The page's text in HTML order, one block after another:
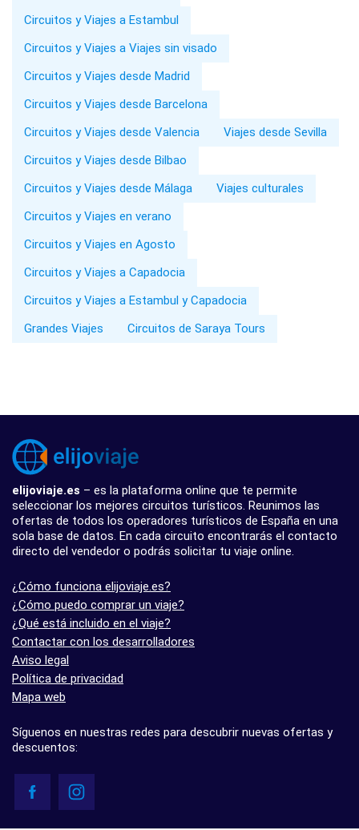
Circuitos y Viajes a Estambul
Circuitos y Viajes a Viajes sin visado
Circuitos y Viajes desde Madrid
Circuitos y Viajes desde Barcelona
Circuitos y Viajes desde Valencia
Viajes desde Sevilla
Circuitos y Viajes desde Bilbao
Circuitos y Viajes desde Málaga
Viajes culturales
Circuitos y Viajes en verano
Circuitos y Viajes en Agosto
Circuitos y Viajes a Capadocia
Circuitos y Viajes a Estambul y Capadocia
Grandes Viajes
Circuitos de Saraya Tours
elijoviaje.es – es la plataforma online que te permite
seleccionar los mejores circuitos turísticos. Reunimos las
ofertas de todos los operadores turísticos de España en una
sola base de datos. En cada circuito encontrarás el contacto
directo del vendedor o podrás solicitar tu viaje online.
¿Cómo funciona elijoviaje.es?
¿Cómo puedo comprar un viaje?
¿Qué está incluido en el viaje?
Contactar con los desarrolladores
Aviso legal
Política de privacidad
Mapa web
Síguenos en nuestras redes para descubrir nuevas ofertas y
descuentos: